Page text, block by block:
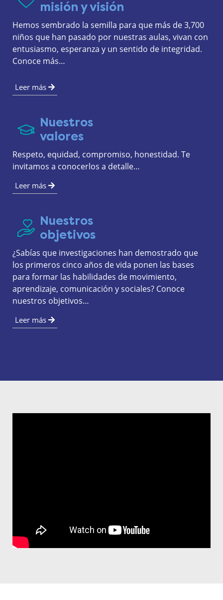
misión y visión
Hemos sembrado la semilla para que más de 3,700
niños que han pasado por nuestras aulas, vivan con
entusiasmo, esperanza y un sentido de integridad.
Conoce más…
Leer más
Nuestros
valores
Respeto, equidad, compromiso, honestidad. Te
invitamos a conocerlos a detalle…
Leer más
Nuestros
objetivos
¿Sabías que investigaciones han demostrado que
los primeros cinco años de vida ponen las bases
para formar las habilidades de movimiento,
aprendizaje, comunicación y sociales? Conoce
nuestros objetivos…
Leer más